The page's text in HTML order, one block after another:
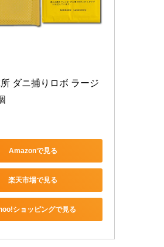
ダニ捕りロボ ラージ
Amazonで見る
楽天市場で見る
ショッピングで見る